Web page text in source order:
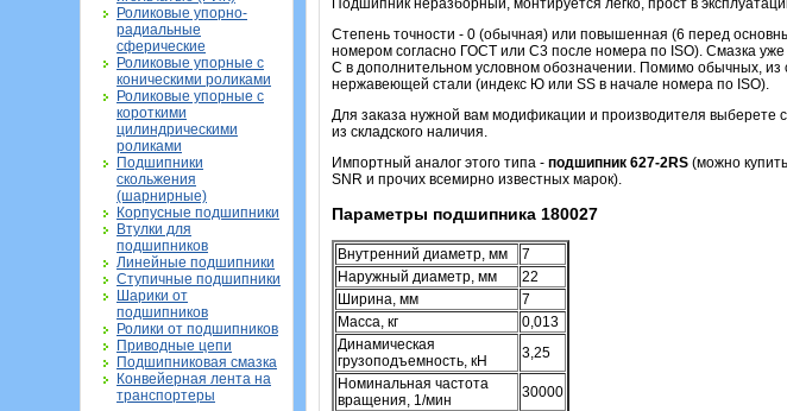
Роликовые упорно-
радиальные
сферические
Роликовые упорные с
коническими роликами
Роликовые упорные с
короткими
цилиндрическими
роликами
Подшипники
скольжения
(шарнирные)
Корпусные подшипники
Втулки для
подшипников
Линейные подшипники
Ступичные подшипники
Шарики от
подшипников
Ролики от подшипников
Приводные цепи
Подшипниковая смазка
Конвейерная лента на
транспортеры
Подшипник неразборный, монтируется легко, прост в
Степень точности - 0 (обычная) или повышенная (6 перед
номером согласно ГОСТ или C3 после номера по ISO). Смазка
С в дополнительном условном обозначении. Помимо обычных,
нержавеющей стали (индекс Ю или SS в начале номера по ISO).
Для заказа нужной вам модификации и производителя выберете
из складского наличия.
Импортный аналог этого типа - подшипник 627-2RS (можно
SNR и прочих всемирно известных марок).
Параметры подшипника 180027
Внутренний диаметр, мм
7
Наружный диаметр, мм
22
Ширина, мм
7
Масса, кг
0,013
Динамическая
грузоподъемность, кН
3,25
Номинальная частота
вращения, 1/мин
30000